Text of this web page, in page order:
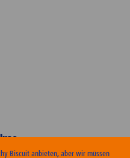
Biscuit anbieten, aber wir müssen